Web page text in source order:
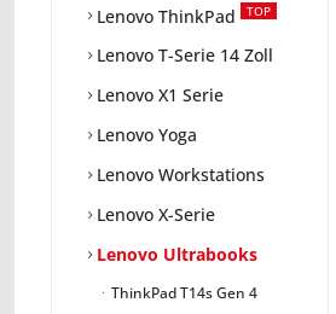
Lenovo ThinkPad
TOP
Lenovo T-Serie 14 Zoll
Lenovo X1 Serie
Lenovo Yoga
Lenovo Workstations
Lenovo X-Serie
Lenovo Ultrabooks
ThinkPad T14s Gen 4